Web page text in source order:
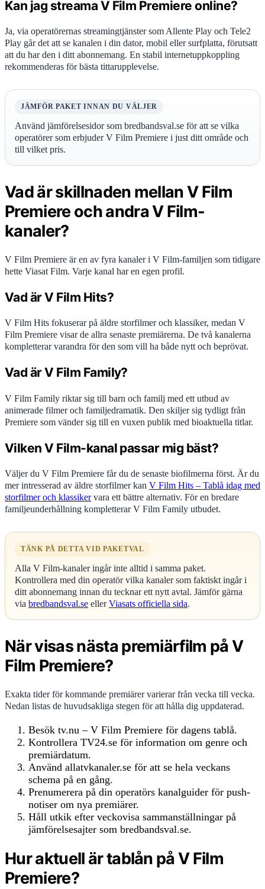
Kan jag streama V Film Premiere online?
Ja, via operatörernas streamingtjänster som Allente Play och Tele2
Play går det att se kanalen i din dator, mobil eller surfplatta, förutsatt
att du har den i ditt abonnemang. En stabil internetuppkoppling
rekommenderas för bästa tittarupplevelse.
JÄMFÖR PAKET INNAN DU VÄLJER
Använd jämförelsesidor som bredbandsval.se för att se vilka
operatörer som erbjuder V Film Premiere i just ditt område och
till vilket pris.
Vad är skillnaden mellan V Film
Premiere och andra V Film-
kanaler?
V Film Premiere är en av fyra kanaler i V Film-familjen som tidigare
hette Viasat Film. Varje kanal har en egen profil.
Vad är V Film Hits?
V Film Hits fokuserar på äldre storfilmer och klassiker, medan V
Film Premiere visar de allra senaste premiärerna. De två kanalerna
kompletterar varandra för den som vill ha både nytt och beprövat.
Vad är V Film Family?
V Film Family riktar sig till barn och familj med ett utbud av
animerade filmer och familjedramatik. Den skiljer sig tydligt från
Premiere som vänder sig till en vuxen publik med bioaktuella titlar.
Vilken V Film-kanal passar mig bäst?
Väljer du V Film Premiere får du de senaste biofilmerna först. Är du
mer intresserad av äldre storfilmer kan V Film Hits – Tablå idag med
storfilmer och klassikervara ett bättre alternativ. För en bredare
familjeunderhållning kompletterar V Film Family utbudet.
TÄNK PÅ DETTA VID PAKETVAL
Alla V Film-kanaler ingår inte alltid i samma paket.
Kontrollera med din operatör vilka kanaler som faktiskt ingår i
ditt abonnemang innan du tecknar ett nytt avtal. Jämför gärna
via bredbandsval.se ellerViasats officiella sida.
När visas nästa premiärfilm på V
Film Premiere?
Exakta tider för kommande premiärer varierar från vecka till vecka.
Nedan listas de huvudsakliga stegen för att hålla dig uppdaterad.
Besök tv.nu – V Film Premiere för dagens tablå.
Kontrollera TV24.se för information om genre och
premiärdatum.
Använd allatvkanaler.se för att se hela veckans
schema på en gång.
Prenumerera på din operatörs kanalguider för push-
notiser om nya premiärer.
Håll utkik efter veckovisa sammanställningar på
jämförelsesajter som bredbandsval.se.
Hur aktuell är tablån på V Film
Premiere?